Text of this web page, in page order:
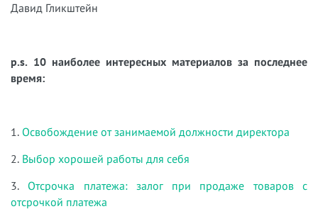
Давид Гликштейн
p.s. 10 наиболее интересных материалов за последнее
время:
1. Освобождение от занимаемой должности директора
2. Выбор хорошей работы для себя
3.Отсрочка платежа: залог при продаже товаров с
отсрочкой платежа